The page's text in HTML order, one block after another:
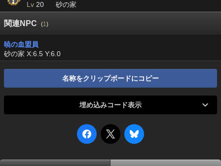
Lv 20 砂の家
関連NPC (1)
暁の血盟員
砂の家 X:6.5 Y:6.0
名称をクリップボードにコピー
埋め込みコード表示